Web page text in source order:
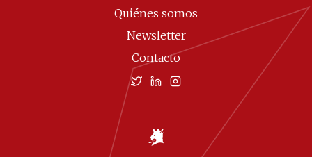
Quiénes somos
Newsletter
Contacto